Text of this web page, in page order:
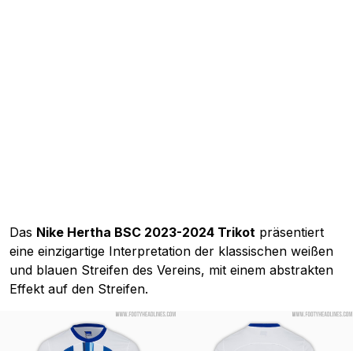
Das Nike Hertha BSC 2023-2024 Trikot präsentiert
eine einzigartige Interpretation der klassischen weißen
und blauen Streifen des Vereins, mit einem abstrakten
Effekt auf den Streifen.